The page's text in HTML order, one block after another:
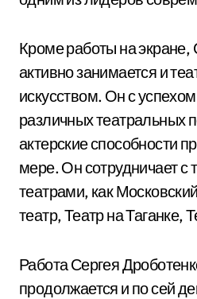
Кроме работы на экране,
активно занимается и
искусством. Он с
различных театральных
актерские способности
мере. Он сотрудничает с
театрами, как
театр, Театр на Таганке,
Работа Сергея
продолжается и по сей